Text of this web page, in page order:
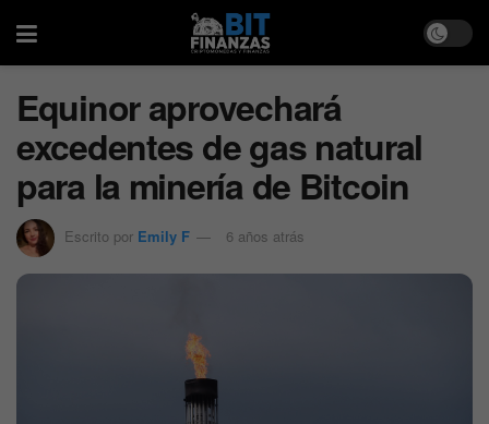
Equinor aprovechará
excedentes de gas natural
para la minería de Bitcoin
Escrito por Emily F 6 años atrás